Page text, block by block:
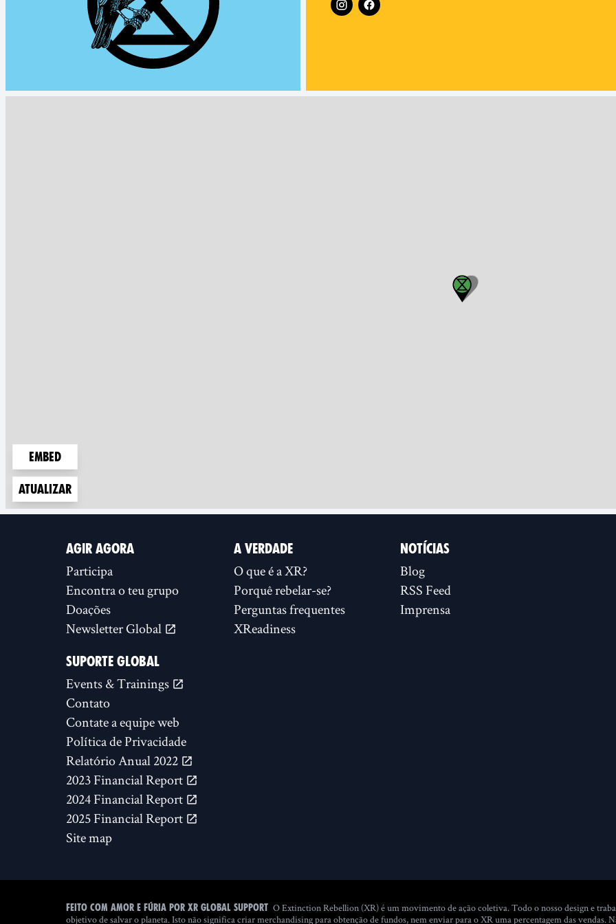
Embed
Atualizar
AGIR AGORA
Participa
Encontra o teu grupo
Doações
Newsletter Global
A VERDADE
O que é a XR?
Porquê rebelar-se?
Perguntas frequentes
XReadiness
NOTÍCIAS
Blog
RSS Feed
Imprensa
SUPORTE GLOBAL
Events & Trainings
Contato
Contate a equipe web
Política de Privacidade
Relatório Anual 2022
2023 Financial Report
2024 Financial Report
2025 Financial Report
Site map
Feito com amor e fúria por XR Global Support O Extinction Rebellion (XR) é um movimento de ação coletiva. Todo o nosso design e
objetivo de salvar o planeta. Isto não significa criar merchandising para obtenção de fundos, nem enviar para o XR uma percentagem das vendas.